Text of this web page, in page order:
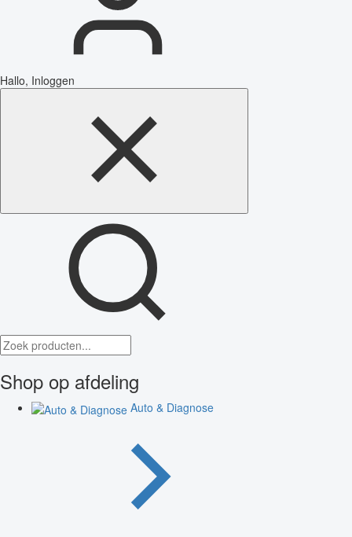
Hallo, Inloggen
Shop op afdeling
Auto & Diagnose